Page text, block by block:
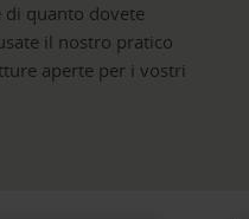
di quanto dovete
il nostro pratico
aperte per i vostri